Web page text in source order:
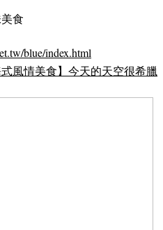
食
blue/index.html
式風情美食】今天的天空很希臘